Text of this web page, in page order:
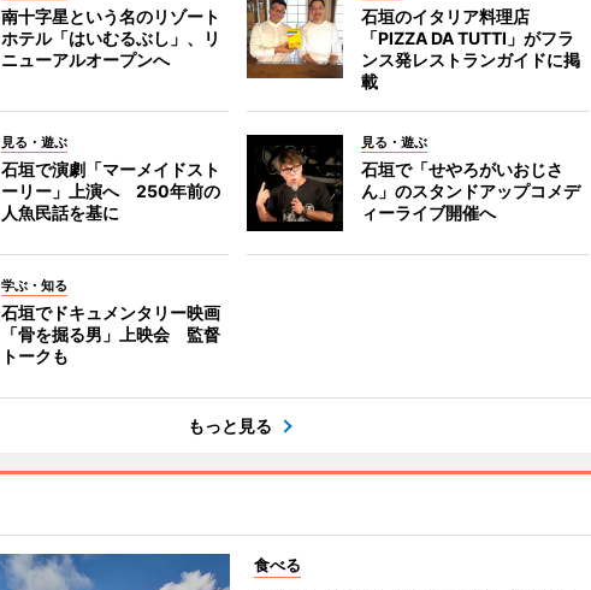
南十字星という名のリゾート
ホテル「はいむるぶし」、リ
ニューアルオープンへ
石垣のイタリア料理店
「PIZZA DA TUTTI」がフラ
ンス発レストランガイドに掲
載
見る・遊ぶ
石垣で演劇「マーメイドスト
ーリー」上演へ 250年前の
人魚民話を基に
見る・遊ぶ
石垣で「せやろがいおじさ
ん」のスタンドアップコメデ
ィーライブ開催へ
学ぶ・知る
石垣でドキュメンタリー映画
「骨を掘る男」上映会 監督
トークも
もっと見る
食べる